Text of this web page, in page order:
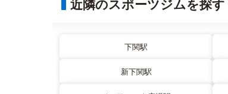
近隣のスポーツジムを探す
下関駅
新下関駅